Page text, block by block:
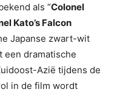
als “Colonel
Kato’s Falcon
Japanse zwart-wit
een dramatische
Azië tijdens de
in de film wordt